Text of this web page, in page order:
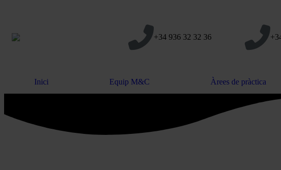
+34 936 32 32 36
Inici Equip M&C Àrees de pràctica